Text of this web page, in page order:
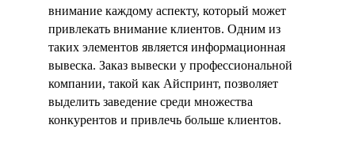
внимание каждому аспекту, который может
привлекать внимание клиентов. Одним из
таких элементов является информационная
вывеска. Заказ вывески у профессиональной
компании, такой как Айспринт, позволяет
выделить заведение среди множества
конкурентов и привлечь больше клиентов.